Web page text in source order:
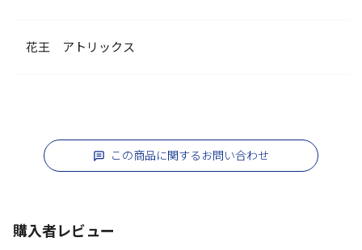
花王 アトリックス
この商品に関するお問い合わせ
購入者レビュー